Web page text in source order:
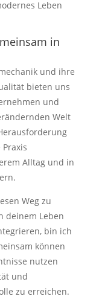
Leben
in
und ihre
bieten uns
und
Welt
Alltag und in
Weg zu
deinem Leben
bin ich
können
nutzen
und
zu erreichen.